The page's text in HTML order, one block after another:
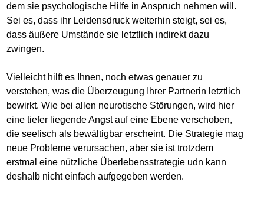
dem sie psychologische Hilfe in Anspruch nehmen will.
Sei es, dass ihr Leidensdruck weiterhin steigt, sei es,
dass äußere Umstände sie letztlich indirekt dazu
zwingen.
Vielleicht hilft es Ihnen, noch etwas genauer zu
verstehen, was die Überzeugung Ihrer Partnerin letztlich
bewirkt. Wie bei allen neurotische Störungen, wird hier
eine tiefer liegende Angst auf eine Ebene verschoben,
die seelisch als bewältigbar erscheint. Die Strategie mag
neue Probleme verursachen, aber sie ist trotzdem
erstmal eine nützliche Überlebensstrategie udn kann
deshalb nicht einfach aufgegeben werden.